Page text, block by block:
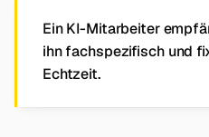
Ein KI-Mitarbeiter
ihn fachspezifisch und
Echtzeit.